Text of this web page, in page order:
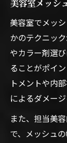
美容室メッシ
美容室でメッ
かのテクニッ
やカラー剤選
ることがポイ
トメントや内
によるダメー
また、担当美
で、メッシュ